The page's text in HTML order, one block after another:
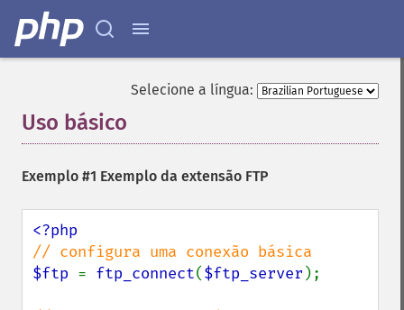
Selecione a língua:
Uso básico
Exemplo #1 Exemplo da extensão FTP
$ftp = ftp_connect($ftp_server );